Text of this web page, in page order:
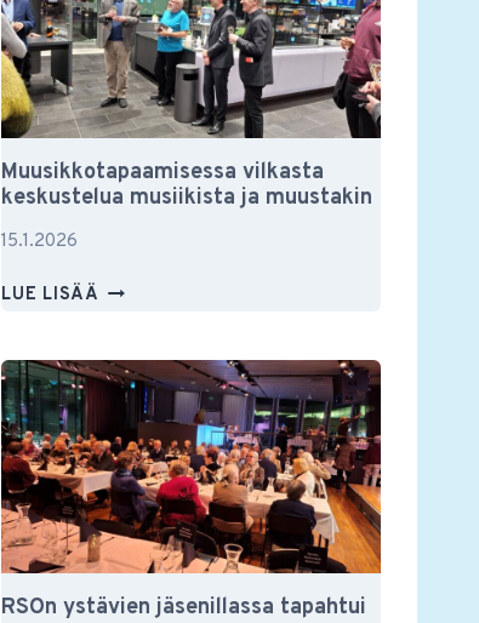
Muusikkotapaamisessa vilkasta
keskustelua musiikista ja muustakin
15.1.2026
LUE LISÄÄ MUUSIKKOTAPAAMISESSA
MUSIIKISTA
MUUSTAKIN
RSOn ystävien jäsenillassa tapahtui